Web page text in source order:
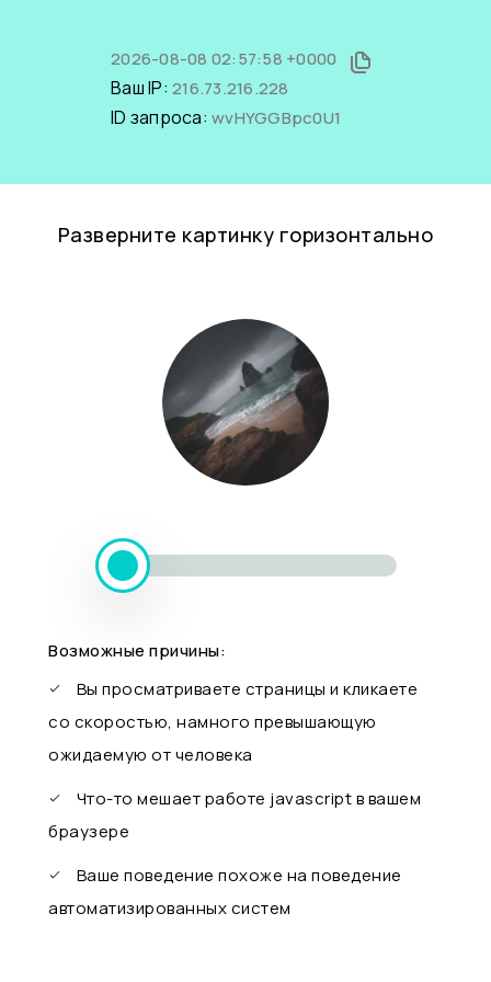
2026-08-08 02:57:58 +0000
Ваш IP: 216.73.216.228
ID запроса: wvHYGGBpc0U1
Разверните картинку горизонтально
Возможные причины:
Вы просматриваете страницы и кликаете
со скоростью, намного превышающую
ожидаемую от человека
Что-то мешает работе javascript в вашем
браузере
Ваше поведение похоже на поведение
автоматизированных систем